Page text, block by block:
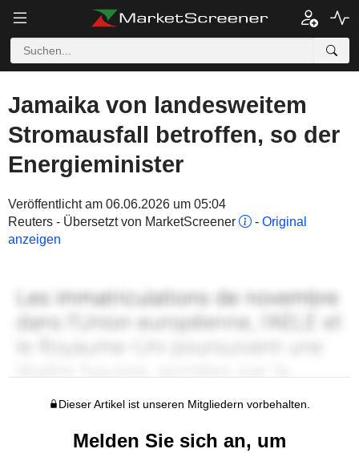
Jamaika von landesweitem
Stromausfall betroffen, so der
Energieminister
Veröffentlicht am 06.06.2026 um 05:04
Reuters - Übersetzt von MarketScreener
- Original
anzeigen
Dieser Artikel ist unseren Mitgliedern vorbehalten.
Melden Sie sich an, um